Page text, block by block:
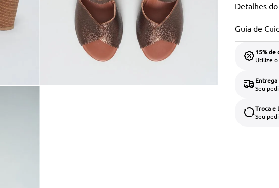
Detalhes
Guia de
15% de
Utilize o
Entrega
Seu
Troca e
Seu